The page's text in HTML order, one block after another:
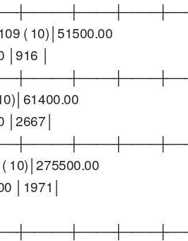
( 10)│51500.00
│916 │
│2667│
10)│275500.00
│1971│